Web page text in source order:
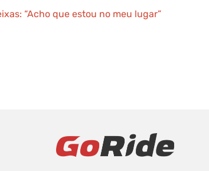
“Acho que estou no meu lugar”